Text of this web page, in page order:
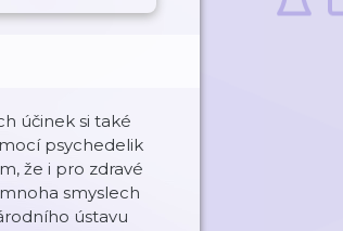
účinek si také
psychedelik
že i pro zdravé
smyslech
ústavu